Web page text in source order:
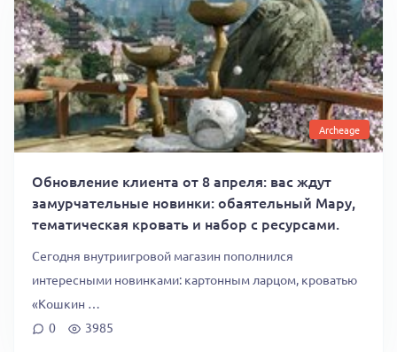
Archeage
Обновление клиента от 8 апреля: вас ждут
замурчательные новинки: обаятельный Мару,
тематическая кровать и набор с ресурсами.
Сегодня внутриигровой магазин пополнился
интересными новинками: картонным ларцом, кроватью
«Кошкин …
0
3985